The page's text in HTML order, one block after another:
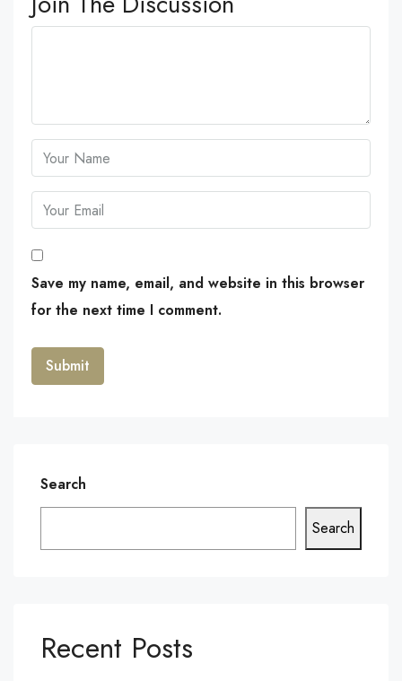
Save my name, email, and website in this browser
for the next time I comment.
Search
Search
Recent Posts